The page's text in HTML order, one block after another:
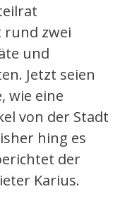
rund zwei
und
Jetzt seien
wie eine
von der Stadt
hing es
der
Karius.